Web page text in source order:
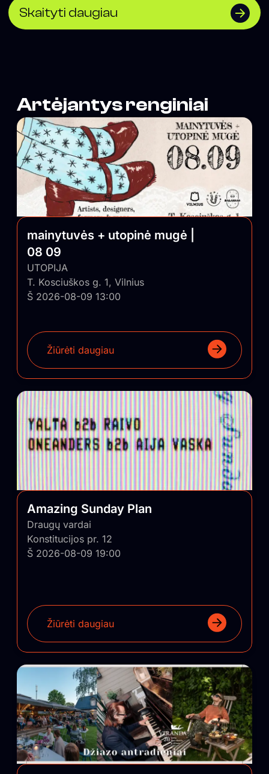
the evenings it hosts a diverse programme of events
two to three times a week, ranging from parties and
concerts to discussions and book launches.</span>
Skaityti daugiau
Artėjantys renginiai
mainytuvės + utopinė mugė |
08 09
UTOPIJA
T. Kosciuškos g. 1, Vilnius
Š 2026-08-09 13:00
Žiūrėti daugiau
Amazing Sunday Plan
Draugų vardai
Konstitucijos pr. 12
Š 2026-08-09 19:00
Žiūrėti daugiau